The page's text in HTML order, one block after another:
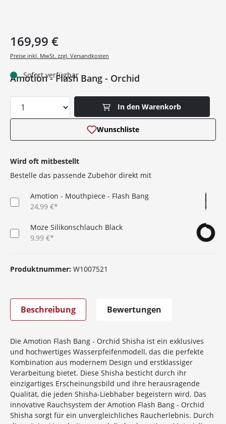
Amotion - Flash Bang - Orchid
169,99 €
Preise inkl. MwSt. zzgl. Versandkosten
Sofort verfügbar
Produkt Anzahl: Gib den gewünschten
In den Warenkorb
Wunschliste
Wird oft mitbestellt
Bestelle das passende Zubehör direkt mit
Amotion - Mouthpiece - Flash Bang
24,99 €*
Moze Silikonschlauch Black
9,99 €*
Produktnummer: W1007521
Beschreibung Bewertungen
Die Amotion Flash Bang - Orchid Shisha ist ein exklusives
und hochwertiges Wasserpfeifenmodell, das die perfekte
Kombination aus modernem Design und erstklassiger
Verarbeitung bietet. Diese Shisha besticht durch ihr
einzigartiges Erscheinungsbild und ihre herausragende
Qualität, die jeden Shisha-Liebhaber begeistern wird. Das
innovative Rauchsystem der Amotion Flash Bang - Orchid
Shisha sorgt für ein unvergleichliches Raucherlebnis. Durch